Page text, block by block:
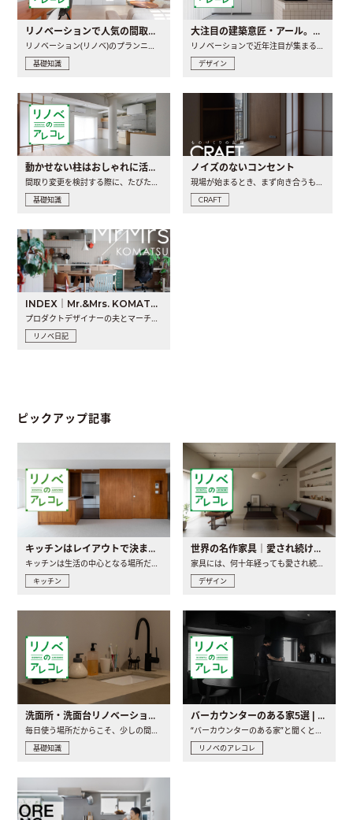
リノベーションで人気の間取りとは？トレンドの間取りと実例を徹底解説
リノベーション(リノベ)のプランニングで一番最初に決めるのは..
基礎知識
大注目の建築意匠・アール。人気の理由と空間に取り入れるポイント
リノベーションで近年注目が集まる建築意匠の一つであるアール..
デザイン
動かせない柱はおしゃれに活用！柱を魅せるリノベーション(リノベ)4選
間取り変更を検討する際に、たびたび皆さんの頭を悩ませる動か..
基礎知識
ノイズのないコンセント
現場が始まるとき、まず向き合うものの一つがコンセントです..
CRAFT
INDEX｜Mr.&Mrs. KOMATSU renovation diary
プロダクトデザイナーの夫とマーチャンダイザーの妻が、夫婦で..
リノベ日記
ピックアップ記事
キッチンはレイアウトで決まる。後悔しないための考え方と選び方
キッチン
世界の名作家具｜愛され続ける理由と一生モノとの出会い方
デザイン
洗面所・洗面台リノベーションの事例と間取りアイデア
毎日使う場所だからこそ、少しの間取りの工夫や素材の選び方で..
基礎知識
バーカウンターのある家5選 | 日常に馴染む“距離の近い”キッチンとは
“バーカウンターのある家”と聞くと、少し特別な、大人のための..
リノベのアレコレ